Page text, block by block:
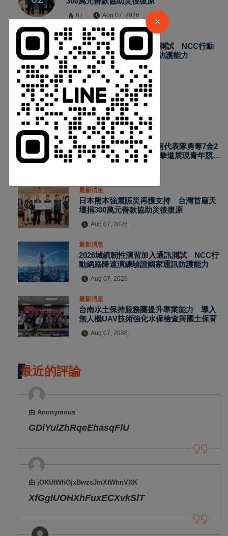
61 Aug 07, 2026
最新消息
2026城鎮韌性演習加入通訊測試 NCC行動
網路降速演練驗證國家通訊防護能力
68 Aug 07, 2026
熱門新聞
最新消息
2026國際少年運動會台南代表隊勇奪7金2
銀4銅 游泳射箭籃球跆拳道展現青年競技
實力
最新消息
日本熊本強震賑災再獲支持 台灣首廟天
壇捐300萬元善款協助災後復原
Aug 07, 2026
最新消息
2026城鎮韌性演習加入通訊測試 NCC行
動網路降速演練驗證國家通訊防護能力
Aug 07, 2026
最新消息
台南水土保持服務團提升專業能力 導入
無人機UAV技術強化水保檢查與國土保育
Aug 07, 2026
最近的評論
由 Anonymous
GDiYulZhRqeEhasqFlU
由 jOKUtWhOjxBwzsJmXtWhnVXK
XfGgIUOHXhFuxECXvkSlT
請加入LINE好友連結
中 華 超 傳 媒
Https://reurl.cc/adqW77
訂閱
×